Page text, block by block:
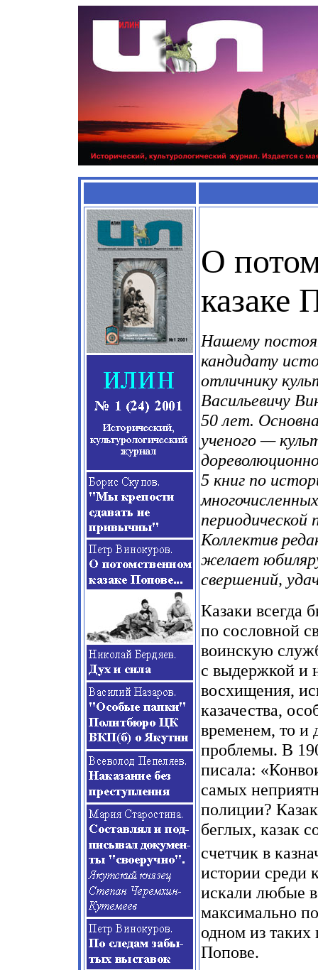
О
казаке
Нашему
кандидату
отличнику
Васильевичу
50 лет.
ученого —
5 книг по
периодической
Коллектив
желает
свершений,
Казаки всегда
по сословной
воинскую
с выдержкой и
восхищения,
казачества,
временем, то и
проблемы. В
писала:
самых
полиции?
беглых, казак
счетчик в
истории среди
искали любые
максимально
одном из
Попове.